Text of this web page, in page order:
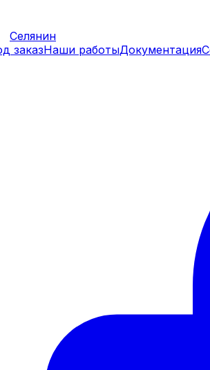
Селянин
заказНаши работыДокументация